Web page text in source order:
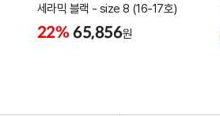
세라믹 블랙 - size 8 (16-17호)
22% 65,856원